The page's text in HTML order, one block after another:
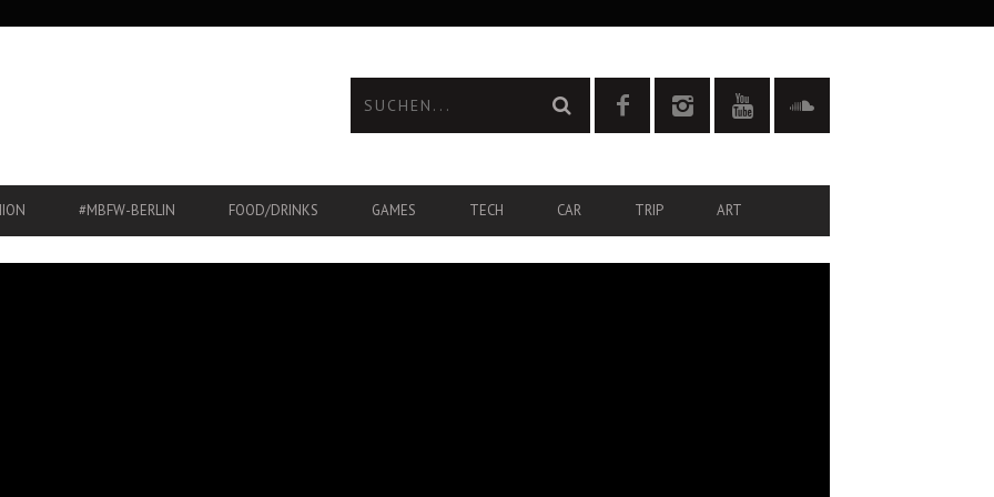
#MBFW-BERLIN FOOD/DRINKS GAMES TECH CAR TRIP ART